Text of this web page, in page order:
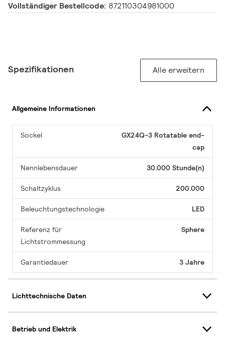
Vollständiger Bestellcode: 872110304981000
Spezifikationen Alle erweitern
Allgemeine Informationen
Sockel
GX24Q-3 Rotatable end-
cap
Nennlebensdauer 30.000 Stunde(n)
Schaltzyklus 200.000
Beleuchtungstechnologie LED
Referenz für
Lichtstrommessung
Sphere
Garantiedauer 3 Jahre
Lichttechnische Daten
Betrieb und Elektrik